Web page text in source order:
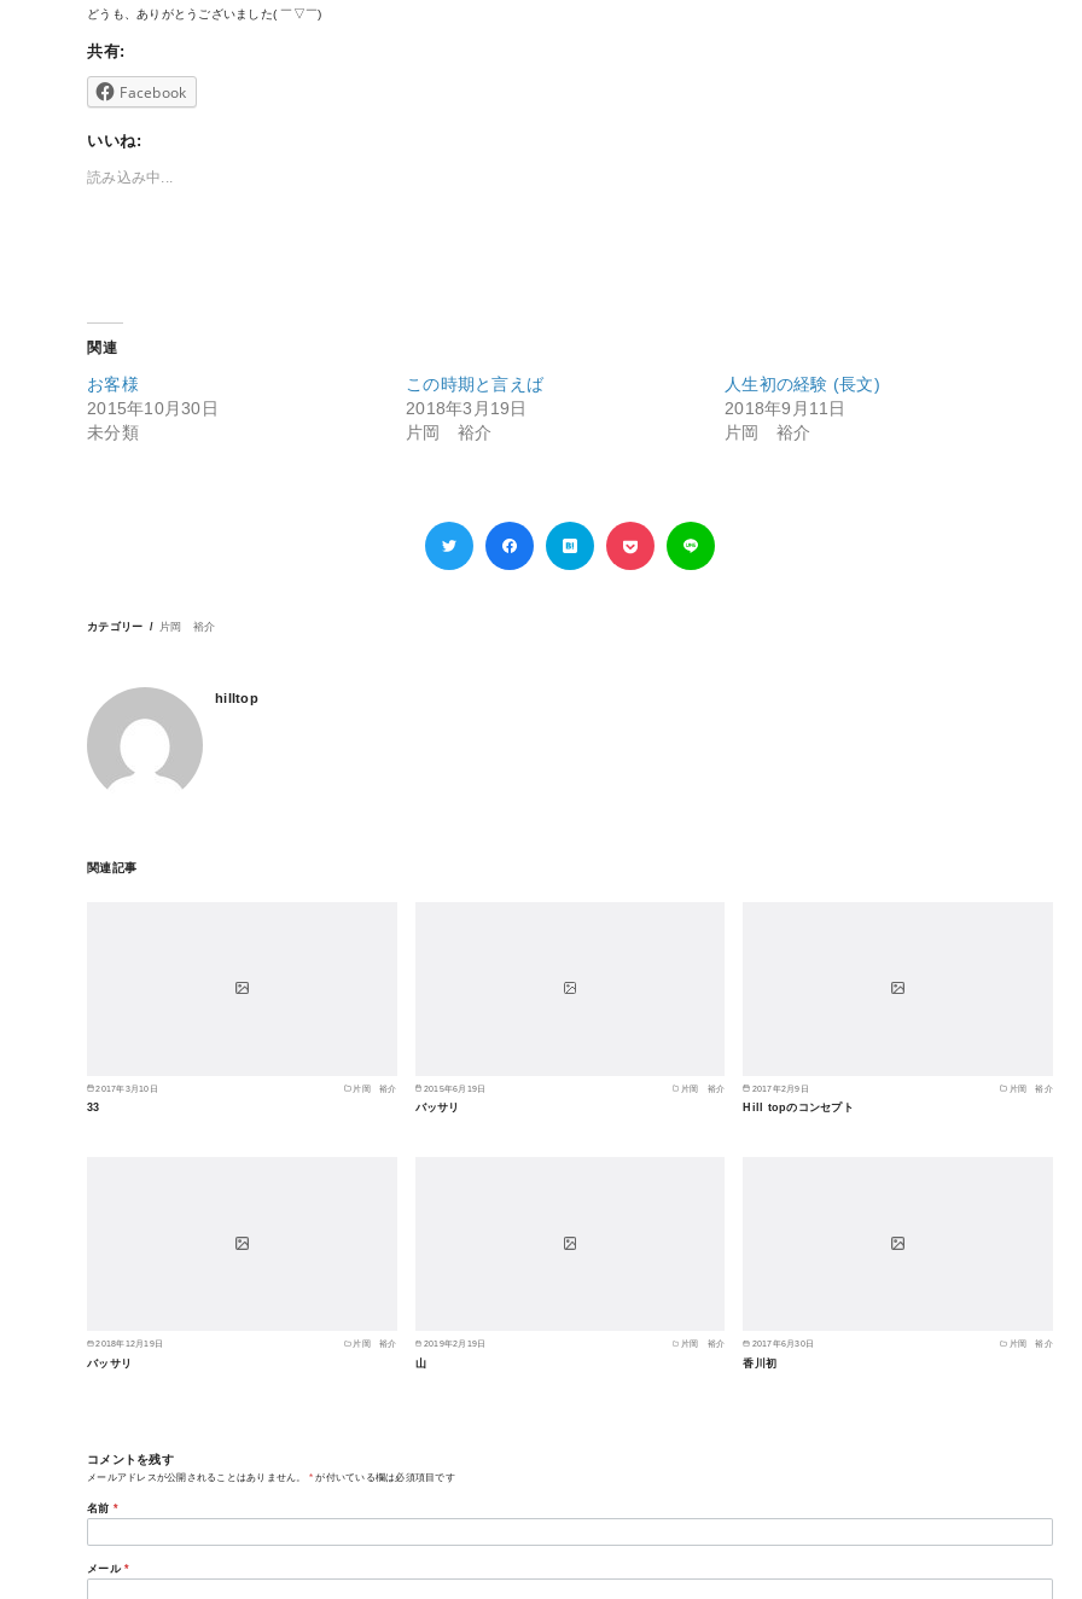
どうも、ありがとうございました( ￣▽￣)
共有:
Facebook
いいね:
読み込み中...
関連
お客様
2015年10月30日
未分類
この時期と言えば
2018年3月19日
片岡 裕介
人生初の経験 (長文)
2018年9月11日
片岡 裕介
カテゴリー 片岡 裕介
hilltop
関連記事
2017年3月10日 片岡 裕介
33
2015年6月19日 片岡 裕介
バッサリ
2017年2月9日 片岡 裕介
Hill topのコンセプト
2018年12月19日 片岡 裕介
バッサリ
2019年2月19日 片岡 裕介
山
2017年6月30日 片岡 裕介
香川初
コメントを残す
メールアドレスが公開されることはありません。 * が付いている欄は必須項目です
名前 *
メール *